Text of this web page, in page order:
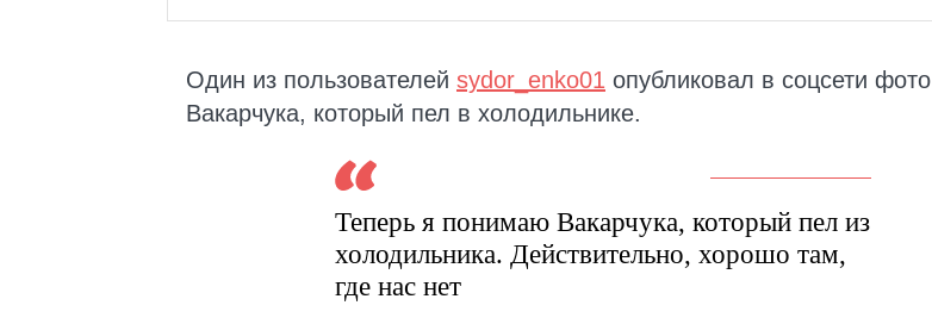
Один из пользователей sydor_enko01 опубликовал в соцсети фото
Вакарчука, который пел в холодильнике.
Теперь я понимаю Вакарчука, который пел из
холодильника. Действительно, хорошо там,
где нас нет